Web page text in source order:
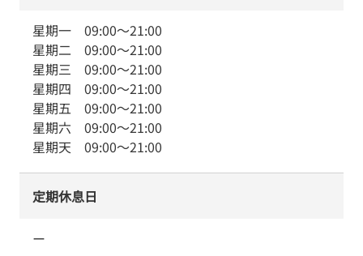
星期一 09:00～21:00
星期二 09:00～21:00
星期三 09:00～21:00
星期四 09:00～21:00
星期五 09:00～21:00
星期六 09:00～21:00
星期天 09:00～21:00
定期休息日
ー